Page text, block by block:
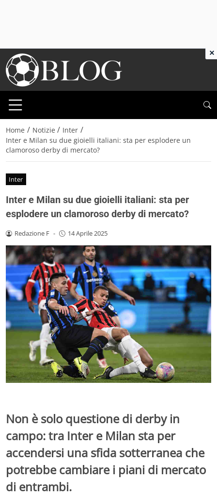
Home / Notizie / Inter /
Inter e Milan su due gioielli italiani: sta per esplodere un
clamoroso derby di mercato?
Inter
Inter e Milan su due gioielli italiani: sta per
esplodere un clamoroso derby di mercato?
Redazione F - 14 Aprile 2025
Non è solo questione di derby in
campo: tra Inter e Milan sta per
accendersi una sfida sotterranea che
potrebbe cambiare i piani di mercato
di entrambi.
×